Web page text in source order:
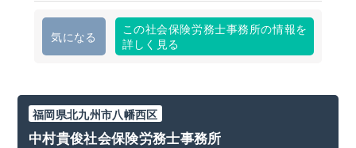
気になる
この社会保険労務士事務所の情報を
詳しく見る
福岡県北九州市八幡西区
中村貴俊社会保険労務士事務所